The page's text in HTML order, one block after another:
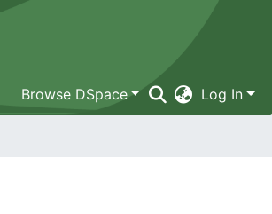
Browse DSpace Log In